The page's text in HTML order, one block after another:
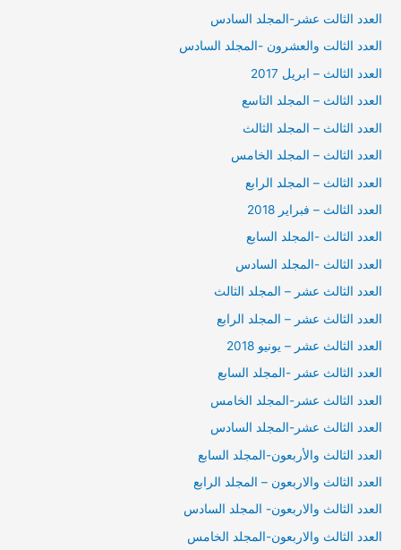
العدد الثالت عشر-المجلد السادس
العدد الثالت والعشرون -المجلد السادس
العدد الثالث – ابريل 2017
العدد الثالث – المجلد التاسع
العدد الثالث – المجلد الثالث
العدد الثالث – المجلد الخامس
العدد الثالث – المجلد الرابع
العدد الثالث – فبراير 2018
العدد الثالث -المجلد السابع
العدد الثالث -المجلد السادس
العدد الثالث عشر – المجلد الثالث
العدد الثالث عشر – المجلد الرابع
العدد الثالث عشر – يونيو 2018
العدد الثالث عشر -المجلد السابع
العدد الثالث عشر-المجلد الخامس
العدد الثالث عشر-المجلد السادس
العدد الثالث والأربعون-المجلد السابع
العدد الثالث والاربعون – المجلد الرابع
العدد الثالث والاربعون- المجلد السادس
العدد الثالث والاربعون-المجلد الخامس